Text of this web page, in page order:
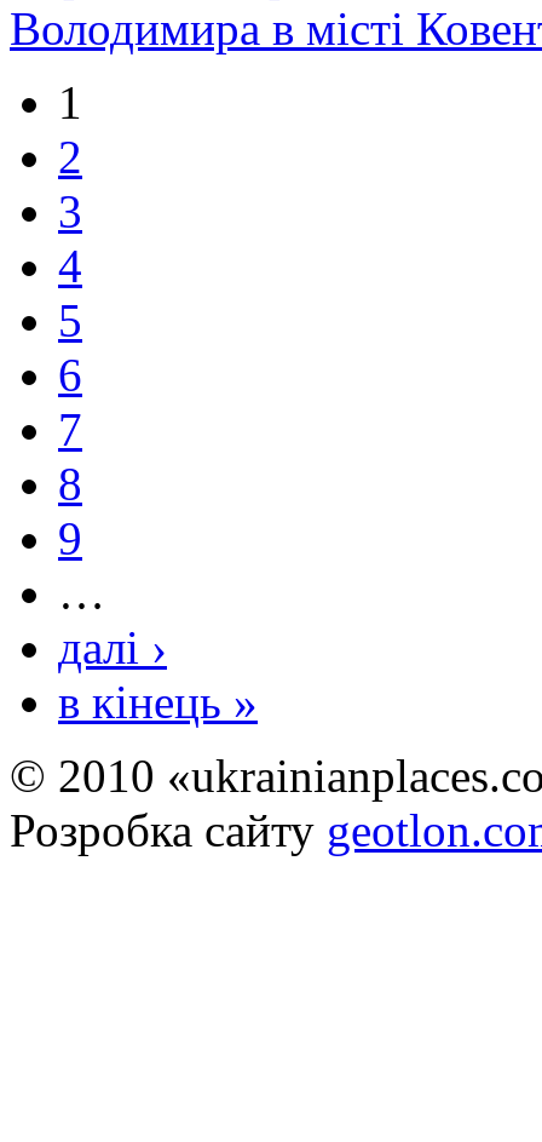
Володимира в місті
1
2
3
4
5
6
7
8
9
…
далі ›
в кінець »
© 2010
Розробка сайту